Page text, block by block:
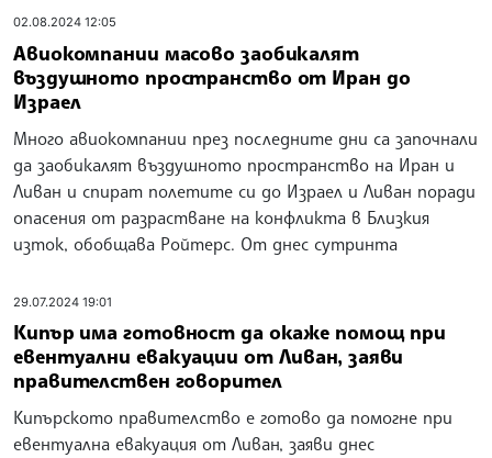
02.08.2024 12:05
Авиокомпании масово заобикалят
въздушното пространство от Иран до
Израел
Много авиокомпании през последните дни са започнали
да заобикалят въздушното пространство на Иран и
Ливан и спират полетите си до Израел и Ливан поради
опасения от разрастване на конфликта в Близкия
изток, обобщава Ройтерс. От днес сутринта
29.07.2024 19:01
Кипър има готовност да окаже помощ при
евентуални евакуации от Ливан, заяви
правителствен говорител
Кипърското правителство е готово да помогне при
евентуална евакуация от Ливан, заяви днес